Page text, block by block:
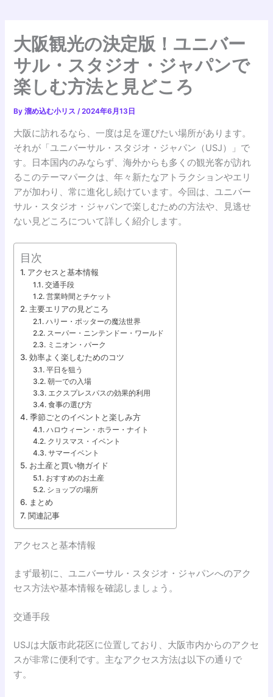
大阪観光の決定版！ユニバー
サル・スタジオ・ジャパンで
楽しむ方法と見どころ
By溜め込む小リス/2024年6月13日
大阪に訪れるなら、一度は足を運びたい場所があります。
それが「ユニバーサル・スタジオ・ジャパン（USJ）」で
す。日本国内のみならず、海外からも多くの観光客が訪れ
るこのテーマパークは、年々新たなアトラクションやエリ
アが加わり、常に進化し続けています。今回は、ユニバー
サル・スタジオ・ジャパンで楽しむための方法や、見逃せ
ない見どころについて詳しく紹介します。
目次
アクセスと基本情報
交通手段
営業時間とチケット
主要エリアの見どころ
ハリー・ポッターの魔法世界
スーパー・ニンテンドー・ワールド
ミニオン・パーク
効率よく楽しむためのコツ
平日を狙う
朝一での入場
エクスプレスパスの効果的利用
食事の選び方
季節ごとのイベントと楽しみ方
ハロウィーン・ホラー・ナイト
クリスマス・イベント
サマーイベント
お土産と買い物ガイド
おすすめのお土産
ショップの場所
まとめ
関連記事
アクセスと基本情報
まず最初に、ユニバーサル・スタジオ・ジャパンへのアク
セス方法や基本情報を確認しましょう。
交通手段
USJは大阪市此花区に位置しており、大阪市内からのアクセ
スが非常に便利です。主なアクセス方法は以下の通りで
す。